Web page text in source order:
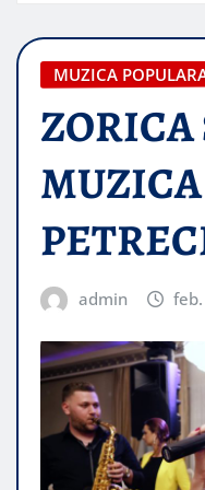
MUZICA
ZORICA
MUZICA
admin